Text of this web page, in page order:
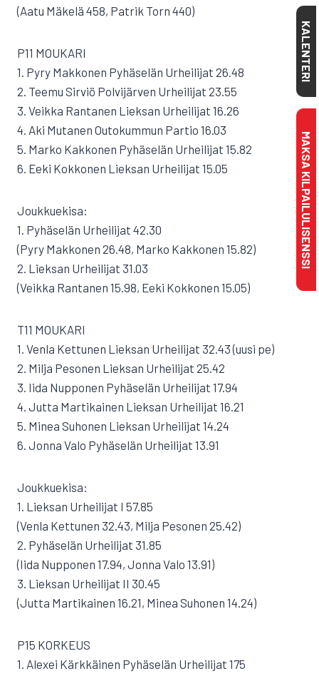
(Aatu Mäkelä 458, Patrik Torn 440)
P11 MOUKARI
1. Pyry Makkonen Pyhäselän Urheilijat 26.48
2. Teemu Sirviö Polvijärven Urheilijat 23.55
3. Veikka Rantanen Lieksan Urheilijat 16.26
4. Aki Mutanen Outokummun Partio 16.03
5. Marko Kakkonen Pyhäselän Urheilijat 15.82
6. Eeki Kokkonen Lieksan Urheilijat 15.05
Joukkuekisa:
1. Pyhäselän Urheilijat 42.30
(Pyry Makkonen 26.48, Marko Kakkonen 15.82)
2. Lieksan Urheilijat 31.03
(Veikka Rantanen 15.98, Eeki Kokkonen 15.05)
T11 MOUKARI
1. Venla Kettunen Lieksan Urheilijat 32.43 (uusi pe)
2. Milja Pesonen Lieksan Urheilijat 25.42
3. Iida Nupponen Pyhäselän Urheilijat 17.94
4. Jutta Martikainen Lieksan Urheilijat 16.21
5. Minea Suhonen Lieksan Urheilijat 14.24
6. Jonna Valo Pyhäselän Urheilijat 13.91
Joukkuekisa:
1. Lieksan Urheilijat I 57.85
(Venla Kettunen 32.43, Milja Pesonen 25.42)
2. Pyhäselän Urheilijat 31.85
(Iida Nupponen 17.94, Jonna Valo 13.91)
3. Lieksan Urheilijat II 30.45
(Jutta Martikainen 16.21, Minea Suhonen 14.24)
P15 KORKEUS
1. Alexei Kärkkäinen Pyhäselän Urheilijat 175
KALENTERI
MAKSA KILPAILULISENSSI